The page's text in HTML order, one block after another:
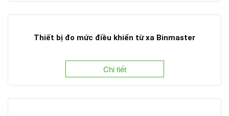
Thiết bị đo mức điều khiển từ xa Binmaster
Chi tiết